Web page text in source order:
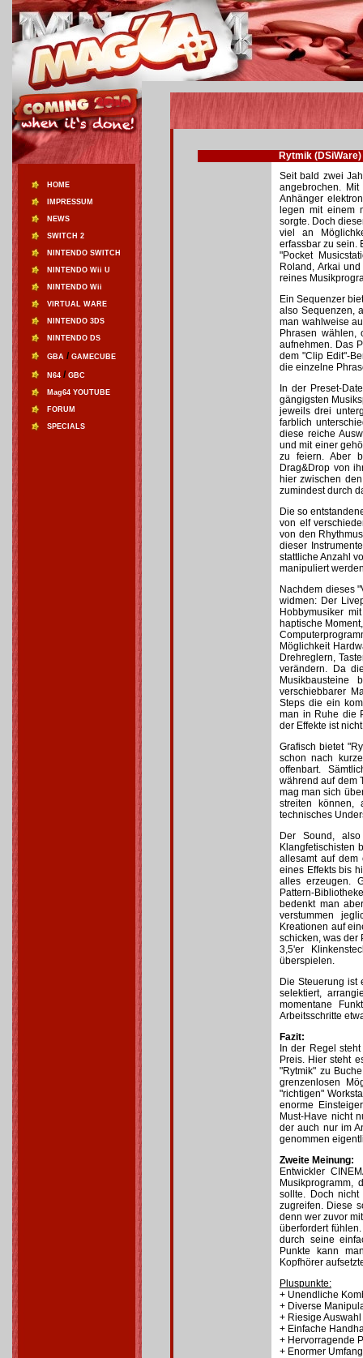
HOME
IMPRESSUM
NEWS
SWITCH 2
NINTENDO SWITCH
NINTENDO Wii U
NINTENDO Wii
VIRTUAL WARE
NINTENDO 3DS
NINTENDO DS
GBA / GAMECUBE
N64 / GBC
Mag64 YOUTUBE
FORUM
SPECIALS
Rytmik (DSiWare)
Seit bald zwei
angebrochen.
Anhänger
legen mit einem
sorgte. Doch
viel an
erfassbar zu sein.
"Pocket
Roland, Arkai
reines
Ein Sequenzer
also Sequenzen,
man wahlweise
Phrasen wählen,
aufnehmen. Das
dem "Clip Edit"-
die einzelne
In der Preset-
gängigsten
jeweils drei
farblich
diese reiche
und mit einer
zu feiern. Aber
Drag&Drop von
hier zwischen
zumindest durch
Die so
von elf
von den
dieser
stattliche Anzahl
manipuliert
Nachdem dieses
widmen: Der
Hobbymusiker
haptische
Möglichkeit
Drehreglern,
verändern. Da
verschiebbarer
Steps die ein
man in Ruhe die
der Effekte ist
Grafisch bietet
schon nach
offenbart.
während auf dem
mag man sich
streiten können,
technisches
Der Sound,
Klangfetischisten
allesamt auf dem
eines Effekts bis
alles erzeugen.
Pattern-
bedenkt man
verstummen
Kreationen auf
schicken, was der
3,5'er
überspielen.
Die Steuerung ist
selektiert,
momentane
Arbeitsschritte
Fazit:
In der Regel
Preis. Hier steht
"Rytmik" zu
grenzenlosen
"richtigen"
enorme
Must-Have nicht
der auch nur im
genommen
Zweite Meinung:
Entwickler
sollte. Doch
zugreifen. Diese
denn wer zuvor
überfordert
durch seine
Punkte kann
Kopfhörer
Pluspunkte:
+ Unendliche
+ Diverse
+ Riesige
+ Einfache
+ Hervorragende
+ Enormer Umfang